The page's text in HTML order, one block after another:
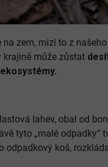
na zem, mizí to z
krajině může zůstat
lahev, obal od
tyto „malé odpadky“
odpadkový koš,